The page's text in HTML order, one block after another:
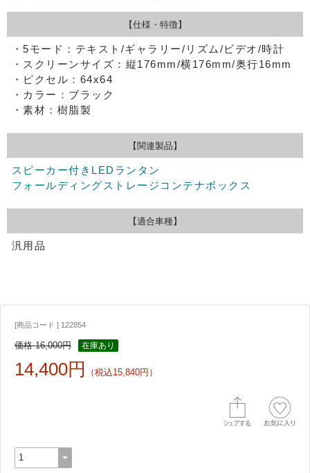
【仕様・特徴】
・5モード：テキスト/ギャラリー/リズム/ビデオ/時計
・スクリーンサイズ：縦176mm/横176mm/奥行16mm
・ピクセル：64x64
・カラー：ブラック
・素材：樹脂製
【関連製品】
スピーカー付きLEDランタン
フォールディングストレージコンテナボックス
【適合車種】
汎用品
[商品コード ] 122854
価格 16,000円 在庫あり
14,400円 （税込15,840円）